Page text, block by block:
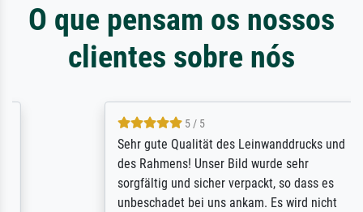
O que pensam os nossos
clientes sobre nós
5 / 5
Sehr gute Qualität des Leinwanddrucks und
des Rahmens! Unser Bild wurde sehr
sorgfältig und sicher verpackt, so dass es
unbeschadet bei uns ankam. Es wird nicht